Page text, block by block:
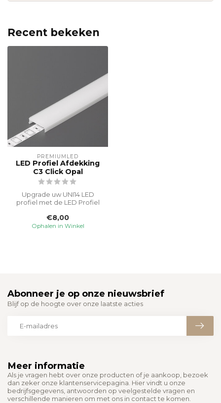
Recent bekeken
PREMIUMLED
LED Profiel Afdekking
C3 Click Opal
Upgrade uw UNI14 LED
profiel met de LED Profiel
Deze op...
€8,00
Ophalen in Winkel
Meer informatie
Als je vragen hebt over onze producten of je aankoop, bezoek
dan zeker onze klantenservicepagina. Hier vindt u onze
bedrijfsgegevens, antwoorden op veelgestelde vragen en
verschillende manieren om met ons in contact te komen.
Abonneer je op onze nieuwsbrief
Blijf op de hoogte over onze laatste acties